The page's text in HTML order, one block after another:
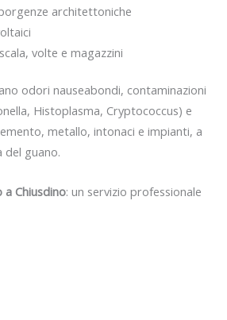
architettoniche
volte e magazzini
odori nauseabondi, contaminazioni
Histoplasma, Cryptococcus) e
metallo, intonaci e impianti, a
del guano.
a Chiusdino: un servizio professionale